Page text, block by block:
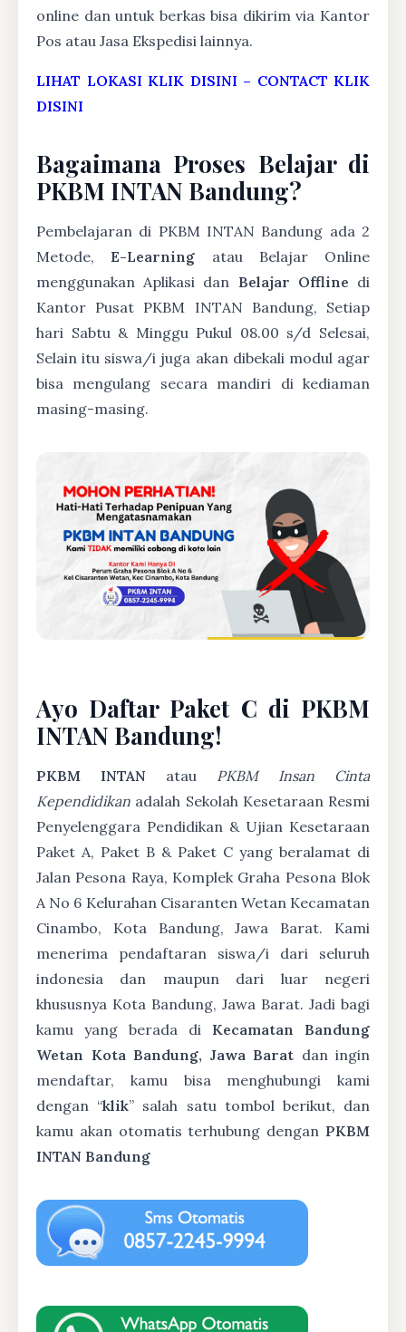
online dan untuk berkas bisa dikirim via Kantor
Pos atau Jasa Ekspedisi lainnya.
LIHAT LOKASI KLIK DISINI – CONTACT KLIK
DISINI
Bagaimana Proses Belajar di
PKBM INTAN Bandung?
Pembelajaran di PKBM INTAN Bandung ada 2
Metode,E-Learning atau Belajar Online
menggunakan Aplikasi dan Belajar Offline di
Kantor Pusat PKBM INTAN Bandung, Setiap
hari Sabtu & Minggu Pukul 08.00 s/d Selesai,
Selain itu siswa/i juga akan dibekali modul agar
bisa mengulang secara mandiri di kediaman
masing-masing.
Ayo Daftar Paket C di PKBM
INTAN Bandung!
PKBM INTAN atau PKBM Insan Cinta
Kependidikan adalah Sekolah Kesetaraan Resmi
Penyelenggara Pendidikan & Ujian Kesetaraan
Paket A, Paket B & Paket C yang beralamat di
Jalan Pesona Raya, Komplek Graha Pesona Blok
A No 6 Kelurahan Cisaranten Wetan Kecamatan
Cinambo, Kota Bandung, Jawa Barat. Kami
menerima pendaftaran siswa/i dari seluruh
indonesia dan maupun dari luar negeri
khususnya Kota Bandung, Jawa Barat. Jadi bagi
kamu yang berada di Kecamatan Bandung
Wetan Kota Bandung, Jawa Barat dan ingin
mendaftar, kamu bisa menghubungi kami
dengan “klik” salah satu tombol berikut, dan
kamu akan otomatis terhubung dengan PKBM
INTAN Bandung